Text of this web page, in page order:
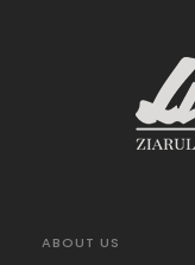
ABOUT US